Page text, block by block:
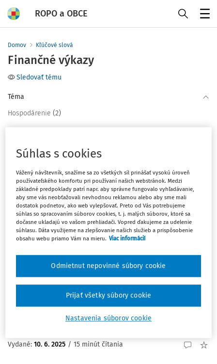
ROPO a OBCE
Domov Kľúčové slová
Finančné výkazy
Sledovať tému
Téma
Hospodárenie (2)
Počet vyhľadaných dokumentov:2
Zoradiť podľa:
Najnovšie
Najstaršie
ČLÁNKY
Finančné výkazníctvo a vyplývajúce
povinnosti v roku 2025 (III.)
Záverečná časť seriálu o finančnom výkazníctve sa
zameriava na podrobný rozbor štruktúry a obsahu
výkazov FIN 4-04, FIN 5-04 a FIN 6-04. Článok upozorňuje
na legislatívne zmeny, ktoré ovplyvňujú vykazovanie
záväzkov, a ponúka praktické usmernenie pre ...
Vydané: 10. 6. 2025 / 15 minút čítania
Súhlas s cookies
Vážený návštevník, snažíme sa zo všetkých síl prinášať vysokú úroveň
používateľského komfortu pri používaní našich webstránok. Medzi
základné predpoklady patrí napr. aby správne fungovalo vyhľadávanie,
aby sme vás neobťažovali nevhodnou reklamou alebo aby sme mali
dostatok podnetov, ako web vylepšovať. Preto od Vás potrebujeme
súhlas so spracovaním súborov cookies, t. j. malých súborov, ktoré sa
dočasne ukladajú vo vašom prehliadači. Vopred ďakujeme za udelenie
súhlasu. Dáta využijeme na zlepšovanie našich služieb a prispôsobenie
obsahu webu priamo Vám na mieru. Viac informácií
Nastavenia súborov cookie
Odmietnut nepovinné súbory cookie
Prijať všetky súbory cookie